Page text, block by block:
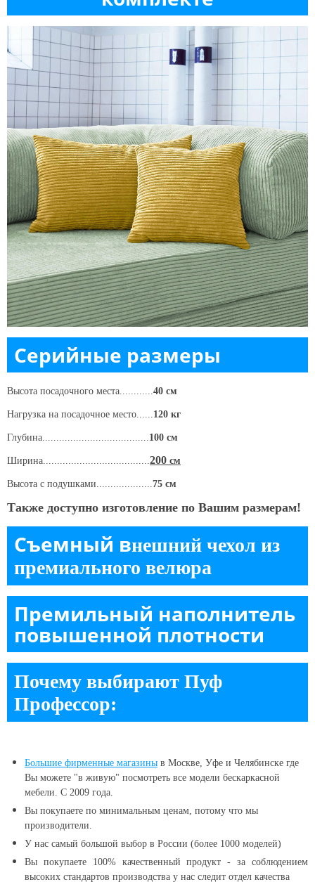
Серийные размеры
Высота посадочного места............ 40 см
Нагрузка на посадочное место...... 120 кг
Глубина...................................... 100 см
Ширина...................................... 200 см
Высота c подушками.................... 75 см
Также доступно изготовление по Вашим размерам!
Съемный внешний чехол из
премиального велюра
Премильный наполнитель
повышенной плотности
Почему выбирают Пуф
Профессор:
Большие фирменные магазины в Москве, Уфе и Челябинске где
Вы можете "в живую" посмотреть все модели бескаркасной
мебели. С 2009 года.
Вы покупаете по минимальным ценам, потому что мы
производители.
У нас самый большой выбор в России (более 1000 моделей)
Вы покупаете 100% качественный продукт - за соблюдением
высоких стандартов производства у нас следит отдел качества